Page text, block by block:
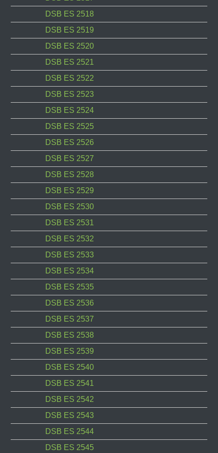
DSB ES 2518
DSB ES 2519
DSB ES 2520
DSB ES 2521
DSB ES 2522
DSB ES 2523
DSB ES 2524
DSB ES 2525
DSB ES 2526
DSB ES 2527
DSB ES 2528
DSB ES 2529
DSB ES 2530
DSB ES 2531
DSB ES 2532
DSB ES 2533
DSB ES 2534
DSB ES 2535
DSB ES 2536
DSB ES 2537
DSB ES 2538
DSB ES 2539
DSB ES 2540
DSB ES 2541
DSB ES 2542
DSB ES 2543
DSB ES 2544
DSB ES 2545